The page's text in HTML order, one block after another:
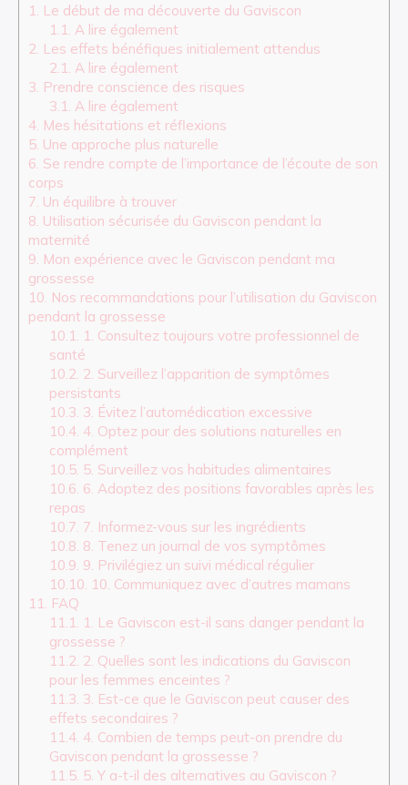
1.
Le début de ma découverte du Gaviscon
1.1. A lire également
2. Les effets bénéfiques initialement attendus
2.1. A lire également
3. Prendre conscience des risques
3.1. A lire également
4. Mes hésitations et réflexions
5. Une approche plus naturelle
6. Se rendre compte de l’importance de l’écoute de son
corps
7. Un équilibre à trouver
8. Utilisation sécurisée du Gaviscon pendant la
maternité
9. Mon expérience avec le Gaviscon pendant ma
grossesse
10. Nos recommandations pour l’utilisation du Gaviscon
pendant la grossesse
10.1.
1. Consultez toujours votre professionnel de
santé
10.2. 2. Surveillez l’apparition de symptômes
persistants
10.3. 3. Évitez l’automédication excessive
10.4. 4. Optez pour des solutions naturelles en
complément
10.5. 5. Surveillez vos habitudes alimentaires
10.6. 6. Adoptez des positions favorables après les
repas
10.7. 7. Informez-vous sur les ingrédients
10.8. 8. Tenez un journal de vos symptômes
10.9. 9. Privilégiez un suivi médical régulier
10.10. 10. Communiquez avec d’autres mamans
11.
FAQ
11.1.
1. Le Gaviscon est-il sans danger pendant la
grossesse ?
11.2. 2. Quelles sont les indications du Gaviscon
pour les femmes enceintes ?
11.3. 3. Est-ce que le Gaviscon peut causer des
effets secondaires ?
11.4. 4. Combien de temps peut-on prendre du
Gaviscon pendant la grossesse ?
11.5. 5. Y a-t-il des alternatives au Gaviscon ?